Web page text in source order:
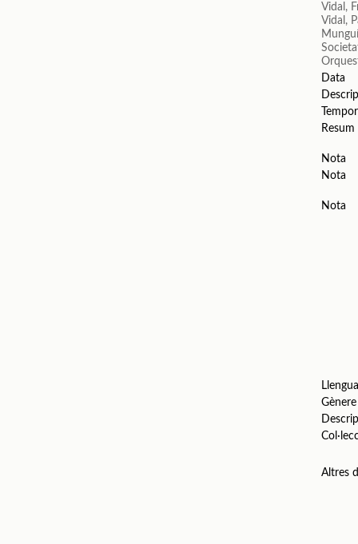
Vidal,
Vidal,
Data
Resum
Nota
Nota
Nota
Gènere
Altres